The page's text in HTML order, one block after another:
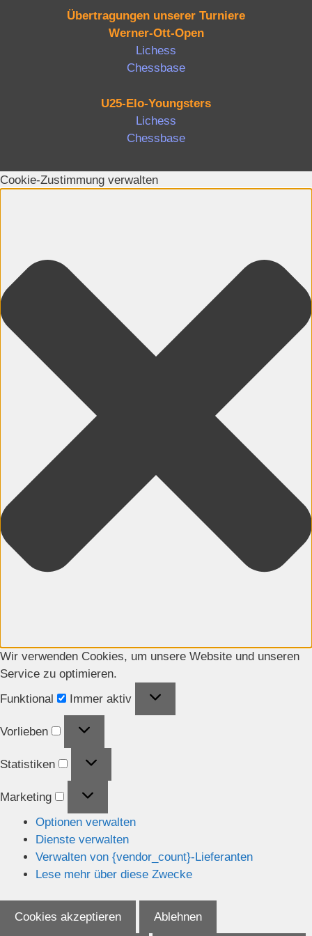
Übertragungen unserer Turniere
Werner-Ott-Open
Lichess
Chessbase
U25-Elo-Youngsters
Lichess
Chessbase
Cookie-Zustimmung verwalten
Wir verwenden Cookies, um unsere Website und unseren
Service zu optimieren.
Funktional
Immer aktiv
Vorlieben
Statistiken
Marketing
Optionen verwalten
Dienste verwalten
Verwalten von {vendor_count}-Lieferanten
Lese mehr über diese Zwecke
Cookies akzeptieren Ablehnen